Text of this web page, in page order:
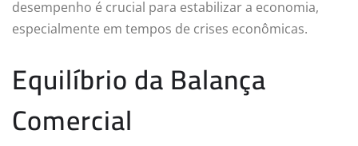
desempenho é crucial para estabilizar a economia,
especialmente em tempos de crises econômicas.
Equilíbrio da Balança
Comercial